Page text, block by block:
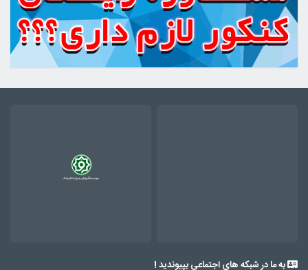
به ما در شبکه های اجتماعی بپیوندید !